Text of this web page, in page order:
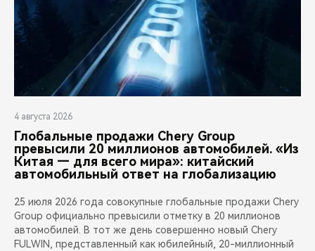
4 августа 2026
Глобальные продажи Chery Group
превысили 20 миллионов автомобилей. «Из
Китая — для всего мира»: китайский
автомобильный ответ на глобализацию
25 июля 2026 года совокупные глобальные продажи Chery
Group официально превысили отметку в 20 миллионов
автомобилей. В тот же день совершенно новый Chery
FULWIN, представленный как юбилейный, 20-миллионный